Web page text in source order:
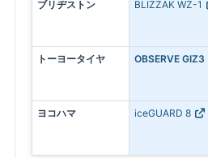
ブリヂストン BLIZZAK WZ-1
トーヨータイヤ OBSERVE GIZ3
ヨコハマ iceGUARD 8